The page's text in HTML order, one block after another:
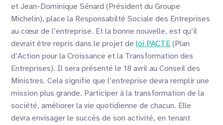
et Jean-Dominique Sénard (Président du Groupe
Michelin), place la Responsabilté Sociale des Entreprises
au cœur de l’entreprise. Et la bonne nouvelle, est qu’il
devrait être repris dans le projet deloi PACTE (Plan
d’Action pour la Croissance et la Transformation des
Entreprises). Il sera présenté le 18 avril au Conseil des
Ministres. Cela signifie que l’entreprise devra remplir une
mission plus grande. Participer à la transformation de la
société, améliorer la vie quotidienne de chacun. Elle
devra envisager le succès de son activité, en tenant